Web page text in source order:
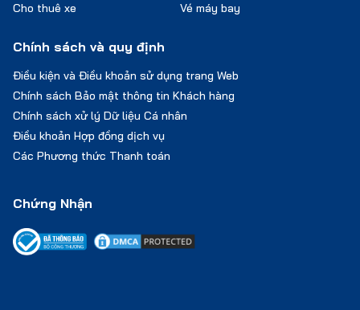
Chứng Nhận
Cho thuê xe
Vé máy bay
Chính sách và quy định
Điều kiện và Điều khoản sử dụng trang Web
Chính sách Bảo mật thông tin Khách hàng
Chính sách xử lý Dữ liệu Cá nhân
Điều khoản Hợp đồng dịch vụ
Các Phương thức Thanh toán